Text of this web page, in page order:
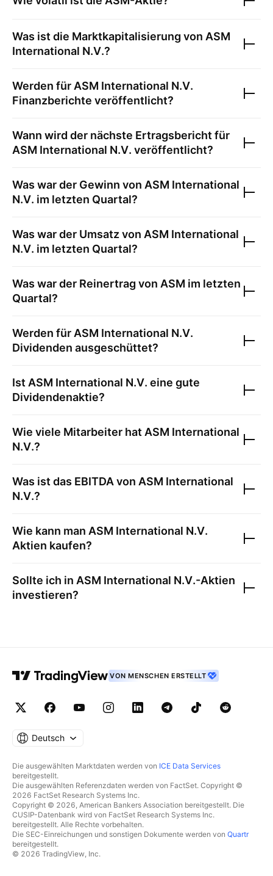
Was ist die Marktkapitalisierung von ASM
International N.V.?
Werden für ASM International N.V.
Finanzberichte veröffentlicht?
Wann wird der nächste Ertragsbericht für
ASM International N.V. veröffentlicht?
Was war der Gewinn von ASM International
N.V. im letzten Quartal?
Was war der Umsatz von ASM International
N.V. im letzten Quartal?
Was war der Reinertrag von ASM im letzten
Quartal?
Werden für ASM International N.V.
Dividenden ausgeschüttet?
Ist ASM International N.V. eine gute
Dividendenaktie?
Wie viele Mitarbeiter hat ASM International
N.V.?
Was ist das EBITDA von ASM International
N.V.?
Wie kann man ASM International N.V.
Aktien kaufen?
Sollte ich in ASM International N.V.-Aktien
investieren?
VON MENSCHEN ERSTELLT
Deutsch
Die ausgewählten Marktdaten werden von ICE Data Services
bereitgestellt.
Die ausgewählten Referenzdaten werden von FactSet. Copyright ©
2026 FactSet Research Systems Inc.
Copyright © 2026, American Bankers Association bereitgestellt. Die
CUSIP-Datenbank wird von FactSet Research Systems Inc.
bereitgestellt. Alle Rechte vorbehalten.
Die SEC-Einreichungen und sonstigen Dokumente werden von Quartr
bereitgestellt.
© 2026 TradingView, Inc.